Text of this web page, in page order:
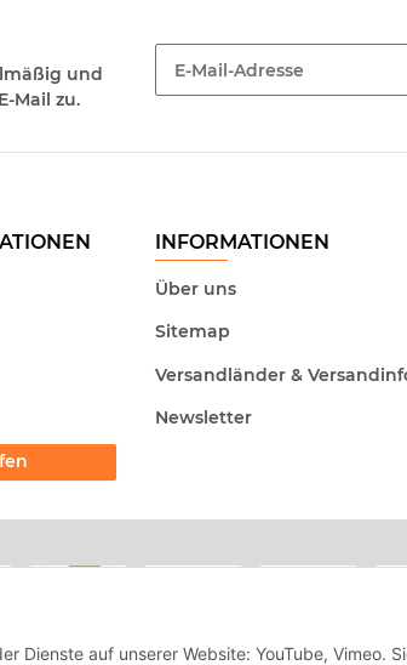
Dienste auf unserer Website: YouTube, Vimeo.
und
Mail zu.
INFORMATIONEN
Über uns
Sitemap
Versandländer &
Newsletter